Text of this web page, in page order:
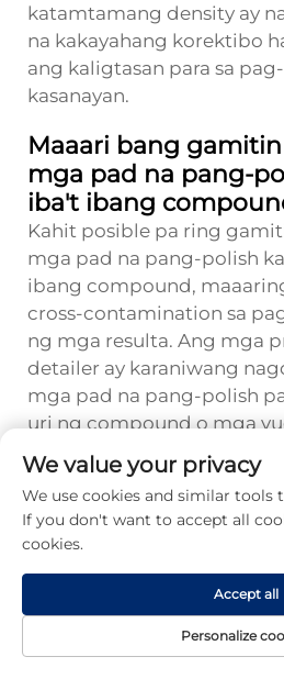
katamtamang density ay
na kakayahang korektibo
ang kaligtasan para sa
kasanayan.
Maaari bang
mga pad na pang-
iba't ibang
Kahit posible pa ring
mga pad na pang-polish
ibang compound,
cross-contamination sa
ng mga resulta. Ang mga
detailer ay karaniwang
mga pad na pang-polish
uri ng compound o mga
upang mapanatili ang
pagganap. Ang
pagitan ng mga
maaaring payagan ang
bawat aplikasyon ay
ng mas mahusay na
ang panganib ng mga
We value your privacy
We use cookies and similar tools
If you don't want to accept all
cookies.
Personalize
Accept all